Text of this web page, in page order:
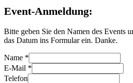
Event-Anmeldung:
Bitte geben Sie den Namen des Events
das Datum ins Formular ein. Danke.
Name *
E-Mail *
Telefon